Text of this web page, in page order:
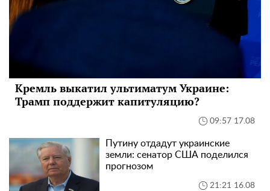
Кремль выкатил ультиматум Украине:
Трамп поддержит капитуляцию?
09:57 17.08
Путину отдадут украинские
земли: сенатор США поделился
прогнозом
21:21 16.08